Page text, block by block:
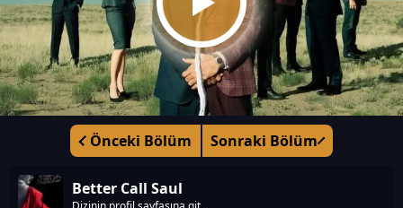
Önceki Bölüm Sonraki Bölüm
Better Call Saul